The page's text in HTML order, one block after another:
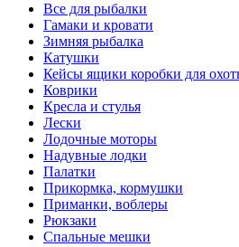
Все для рыбалки
Гамаки и кровати
Зимняя рыбалка
Катушки
Кейсы ящики коробки для
Коврики
Кресла и стулья
Лески
Лодочные моторы
Надувные лодки
Палатки
Прикормка, кормушки
Приманки, воблеры
Рюкзаки
Спальные мешки